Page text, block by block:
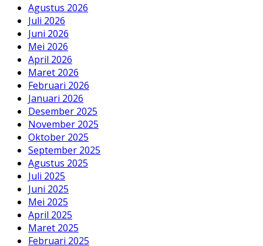
Agustus 2026
Juli 2026
Juni 2026
Mei 2026
April 2026
Maret 2026
Februari 2026
Januari 2026
Desember 2025
November 2025
Oktober 2025
September 2025
Agustus 2025
Juli 2025
Juni 2025
Mei 2025
April 2025
Maret 2025
Februari 2025